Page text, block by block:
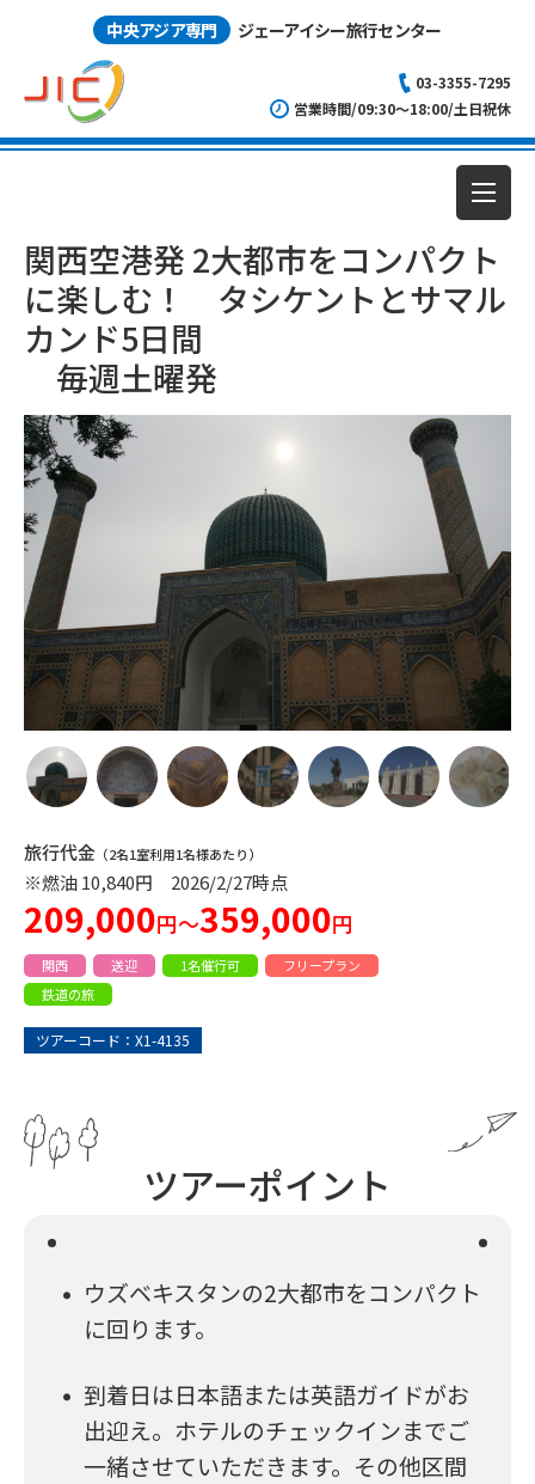
中央アジア専門 ジェーアイシー旅行センター
03-3355-7295
営業時間/09:30～18:00/土日祝休
関西空港発 2大都市をコンパクト
に楽しむ！ タシケントとサマル
カンド5日間
毎週土曜発
旅行代金 （2名1室利用1名様あたり）
※燃油 10,840円 2026/2/27時点
209,000円～359,000円
関西 送迎 1名催行可
フリープラン
鉄道の旅
ツアーコード：X1-4135
ツアーポイント
ウズベキスタンの2大都市をコンパクト
に回ります。
到着日は日本語または英語ガイドがお
出迎え。ホテルのチェックインまでご
一緒させていただきます。その他区間